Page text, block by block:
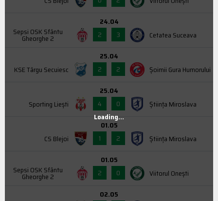
Sepsi OSK Sfântu
Gheorghe 2
24.04
2
3 Cetatea Suceava
KSE Târgu Secuiesc
25.04
2
2 Şoimii Gura Humorului
Sporting Liești
25.04
4
0 Știința Miroslava
CS Blejoi
01.05
1
2 Știința Miroslava
Sepsi OSK Sfântu
Gheorghe 2
01.05
2
0 Viitorul Onești
02.05
Loading...